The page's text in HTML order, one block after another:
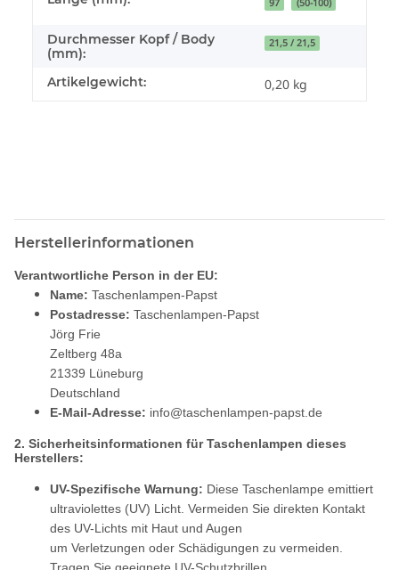
97 (50-100)
Durchmesser Kopf / Body
(mm):
21,5 / 21,5
Artikelgewicht: 0,20 kg
Herstellerinformationen
Verantwortliche Person in der EU:
Name: Taschenlampen-Papst
Postadresse: Taschenlampen-Papst
Jörg Frie
Zeltberg 48a
21339 Lüneburg
Deutschland
E-Mail-Adresse: info@taschenlampen-papst.de
2. Sicherheitsinformationen für Taschenlampen dieses
Herstellers:
UV-Spezifische Warnung: Diese Taschenlampe emittiert
ultraviolettes (UV) Licht. Vermeiden Sie direkten Kontakt
des UV-Lichts mit Haut und Augen
um Verletzungen oder Schädigungen zu vermeiden.